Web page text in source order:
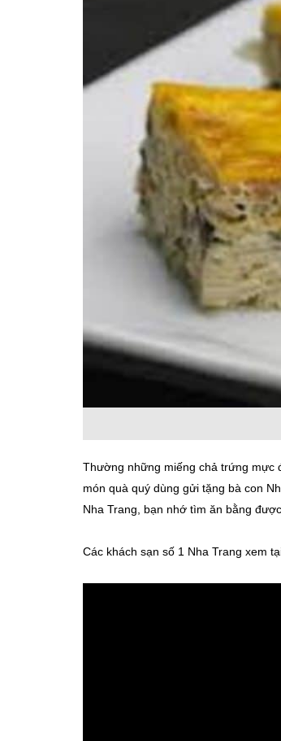
Thường những miếng chả trứng mực
món quà quý dùng gửi tặng bà con
Nha Trang, bạn nhớ tìm ăn bằng
Các khách sạn số 1 Nha Trang xem